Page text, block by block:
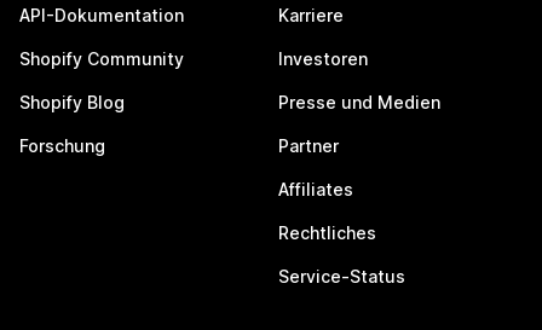
API-Dokumentation
Shopify Community
Shopify Blog
Forschung
Karriere
Investoren
Presse und Medien
Partner
Affiliates
Rechtliches
Service-Status